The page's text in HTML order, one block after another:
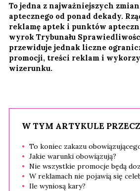
To jedna z najważniejszych
aptecznego od ponad dekady.
reklamę aptek i punktów
wyrok Trybunału
przewiduje jednak liczne
promocji, treści reklam i
wizerunku.
W TYM ARTYKULE
To koniec zakazu
Jakie warunki obowiązują?
Nie wszystkie promocje będą
W reklamach nie pojawią się
Ile wyniosą kary?